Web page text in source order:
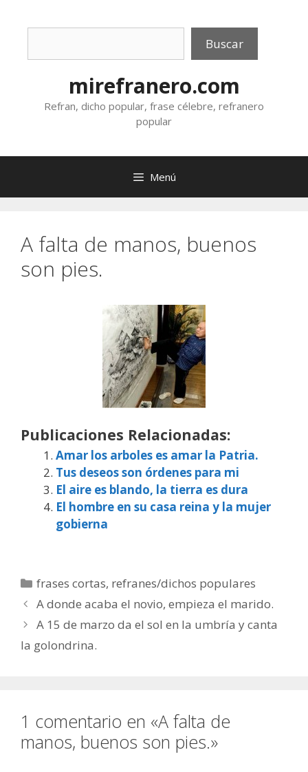
Buscar
mirefranero.com
Refran, dicho popular, frase célebre, refranero
popular
Menú
A falta de manos, buenos
son pies.
Publicaciones Relacionadas:
Amar los arboles es amar la Patria.
Tus deseos son órdenes para mi
El aire es blando, la tierra es dura
El hombre en su casa reina y la mujer
gobierna
Categorías
frases cortas, refranes/dichos populares
A donde acaba el novio, empieza el marido.
A 15 de marzo da el sol en la umbría y canta
la golondrina.
1 comentario en «A falta de
manos, buenos son pies.»